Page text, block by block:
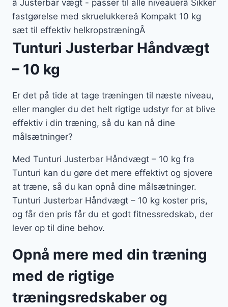
â Justerbar vægt - passer til alle niveauerâ Sikker
fastgørelse med skruelukkereâ Kompakt 10 kg
sæt til effektiv helkropstræningÂ
Tunturi Justerbar Håndvægt
– 10 kg
Er det på tide at tage træningen til næste niveau,
eller mangler du det helt rigtige udstyr for at blive
effektiv i din træning, så du kan nå dine
målsætninger?
Med Tunturi Justerbar Håndvægt – 10 kg fra
Tunturi kan du gøre det mere effektivt og sjovere
at træne, så du kan opnå dine målsætninger.
Tunturi Justerbar Håndvægt – 10 kg koster pris,
og får den pris får du et godt fitnessredskab, der
lever op til dine behov.
Opnå mere med din træning
med de rigtige
træningsredskaber og